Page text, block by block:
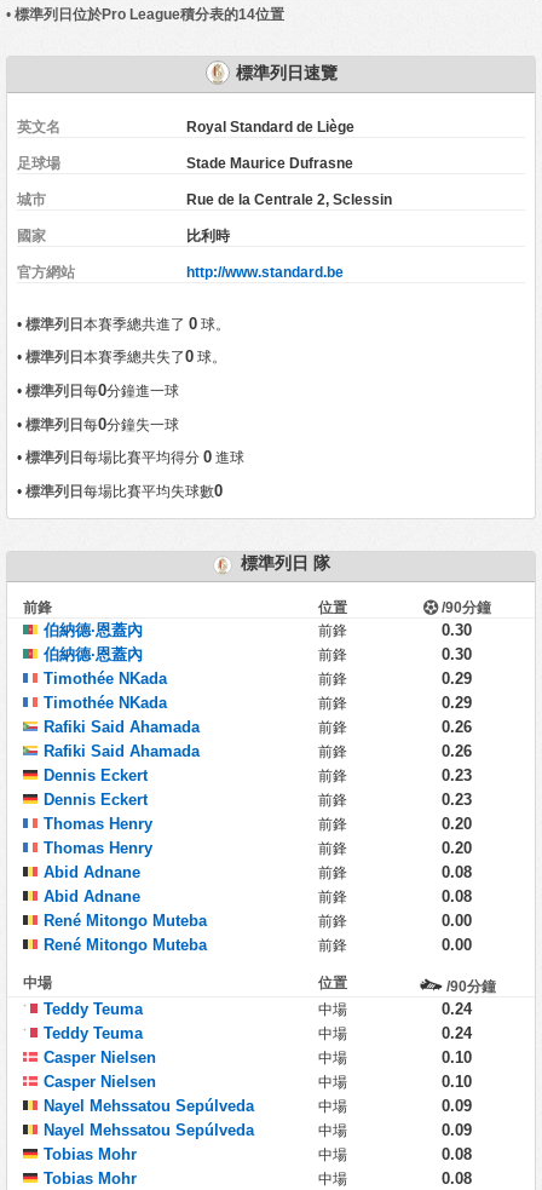
• 標準列日位於Pro League積分表的14位置
標準列日速覽
英文名 Royal Standard de Liège
足球場 Stade Maurice Dufrasne
城市 Rue de la Centrale 2, Sclessin
國家 比利時
官方網站 http://www.standard.be
• 標準列日本賽季總共進了 0球。
• 標準列日 本賽季總共失了0球。
• 標準列日每0分鐘進一球
• 標準列日每0分鐘失一球
• 標準列日 每場比賽平均得分 0進球
• 標準列日 每場比賽平均失球數0
標準列日 隊
前鋒 位置 /90分鐘
伯納德·恩蓋內 前鋒
0.30
伯納德·恩蓋內
前鋒
0.30
Timothée NKada
前鋒
0.29
Timothée NKada
前鋒
0.29
Rafiki Said Ahamada
前鋒
0.26
Rafiki Said Ahamada
前鋒
0.26
Dennis Eckert
前鋒
0.23
Dennis Eckert
前鋒
0.23
Thomas Henry
前鋒
0.20
Thomas Henry
前鋒
0.20
Abid Adnane
前鋒
0.08
Abid Adnane
前鋒
0.08
René Mitongo Muteba
前鋒
0.00
René Mitongo Muteba
前鋒 0.00
中場 位置 /90分鐘
Teddy Teuma 中場
0.24
Teddy Teuma
中場
0.24
Casper Nielsen
中場
0.10
Casper Nielsen
中場
0.10
Nayel Mehssatou Sepúlveda
中場
0.09
Nayel Mehssatou Sepúlveda
中場
0.09
Tobias Mohr
中場
0.08
Tobias Mohr
中場
0.08